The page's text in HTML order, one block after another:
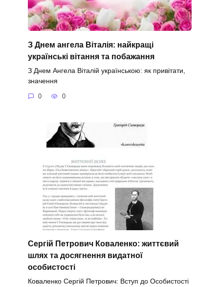
З Днем ангела Віталія: найкращі
українські вітання та побажання
З Днем Ангела Віталій українською: як привітати,
значення
0 0
Сергій Петрович Коваленко: життєвий
шлях та досягнення видатної
особистості
Коваленко Сергій Петрович: Вступ до Особистості